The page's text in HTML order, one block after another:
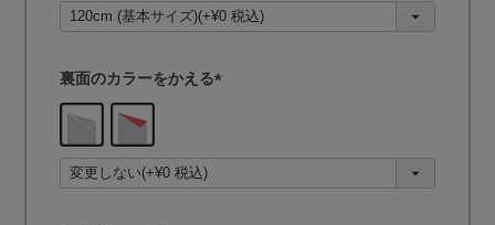
須
)
裏面のカラーをかえる
須
)